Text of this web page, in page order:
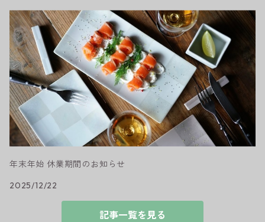
年末年始 休業期間のお知らせ
2025/12/22
記事一覧を見る